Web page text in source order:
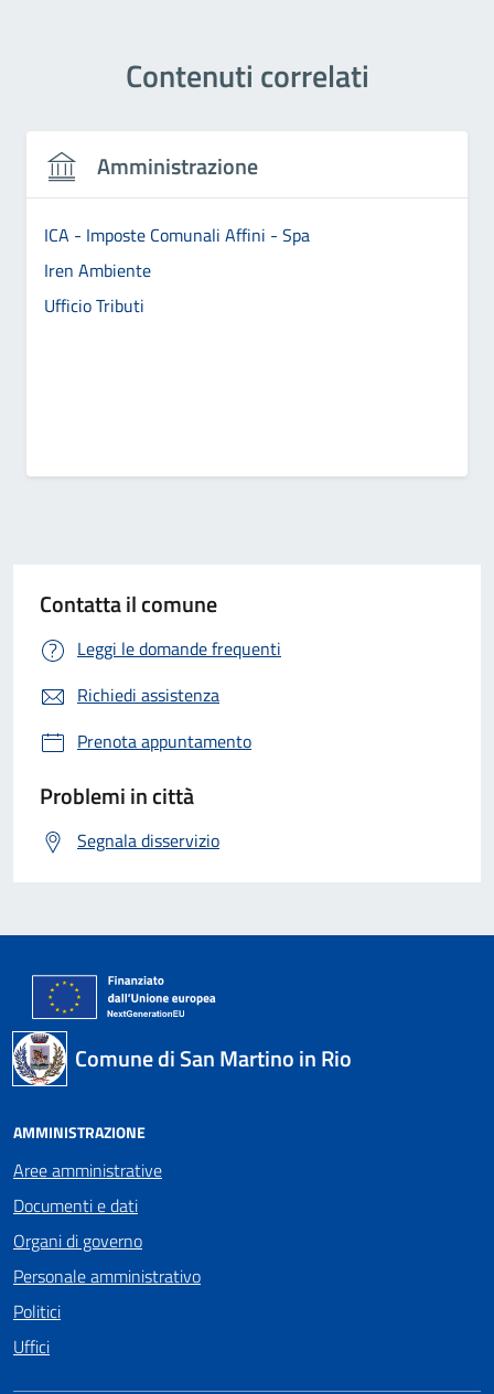
Contenuti correlati
Amministrazione
ICA - Imposte Comunali Affini - Spa
Iren Ambiente
Ufficio Tributi
Contatta il comune
Leggi le domande frequenti
Richiedi assistenza
Prenota appuntamento
Problemi in città
Segnala disservizio
Comune di San Martino in Rio
AMMINISTRAZIONE
Aree amministrative
Documenti e dati
Organi di governo
Personale amministrativo
Politici
Uffici